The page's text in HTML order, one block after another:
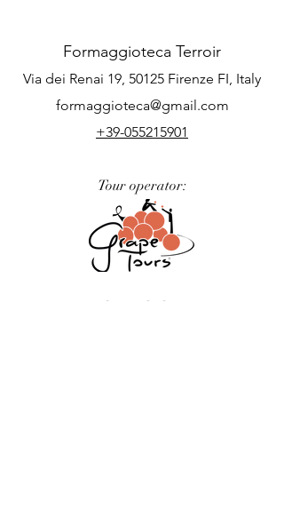
Formaggioteca Terroir
Via dei Renai 19, 50125 Firenze FI, Italy
formaggioteca@gmail.com
+39-055215901
Tour operator: